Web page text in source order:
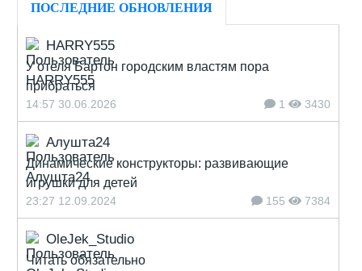
ПОСЛЕДНИЕ ОБНОВЛЕНИЯ
HARRY555
У отеля Бартон городским властям пора
прибраться
14:57 30.06.2026 1 3430
Алушта24
Динамические конструкторы: развивающие
игрушки для детей
23:27 12.09.2024 155 7384
OleJek_Studio
Читать обязательно